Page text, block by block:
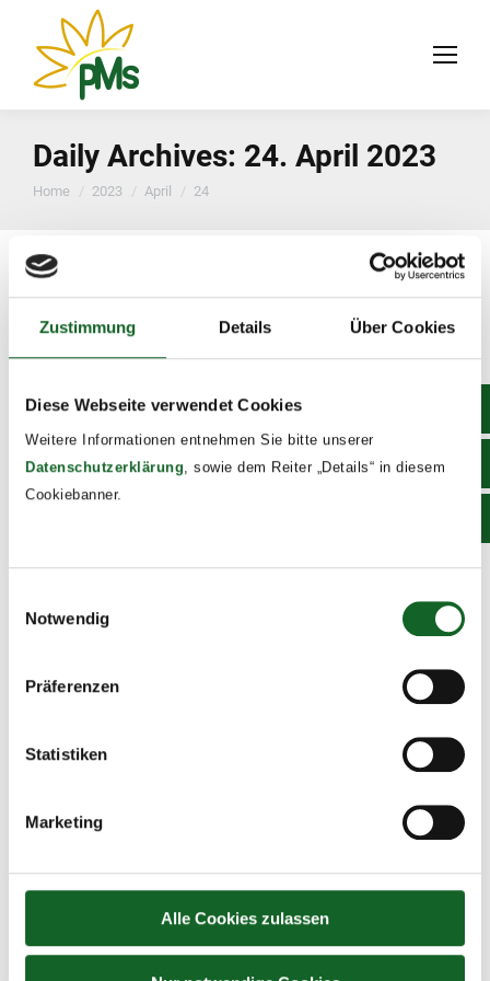
Zustimmung Details Über Cookies
Diese Webseite verwendet Cookies
Weitere Informationen entnehmen Sie bitte unserer
Datenschutzerklärung, sowie dem Reiter „Details“ in diesem
Cookiebanner.
Notwendig
Präferenzen
Statistiken
Marketing
Alle Cookies zulassen
Daily Archives: 24. April 2023
You are here:
Home 2023 April 24
SAVE THE PLANET
Unkategorisiert